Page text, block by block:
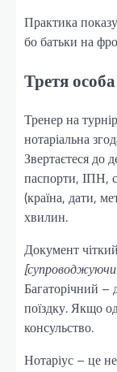
Практика
бо батьки на
Третя
Тренер на
нотаріальна
Звертаєтеся до
паспорти, ІПН,
(країна, дати,
хвилин.
Документ
Багаторічний –
поїздку. Якщо
консульство.
Нотаріус – це